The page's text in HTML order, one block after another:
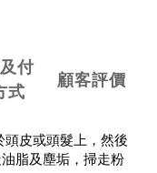
付
式
顧客評價
頭皮或頭髮上，然後
脂及塵垢，掃走粉